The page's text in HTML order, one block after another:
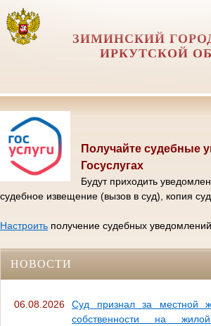
ЗИМИНСКИЙ
ИРКУТСКОЙ
Получайте судебные
Госуслугах
Будут приходить
судебное извещение (вызов в суд), копия
Настроить получение судебных уведомлений
НОВОСТИ
06.08.2026
Суд признал за местной
собственности на